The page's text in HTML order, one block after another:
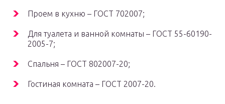
Проем в кухню – ГОСТ 702007;
Для туалета и ванной комнаты – ГОСТ 55-60190-
2005-7;
Спальня – ГОСТ 802007-20;
Гостиная комната – ГОСТ 2007-20.